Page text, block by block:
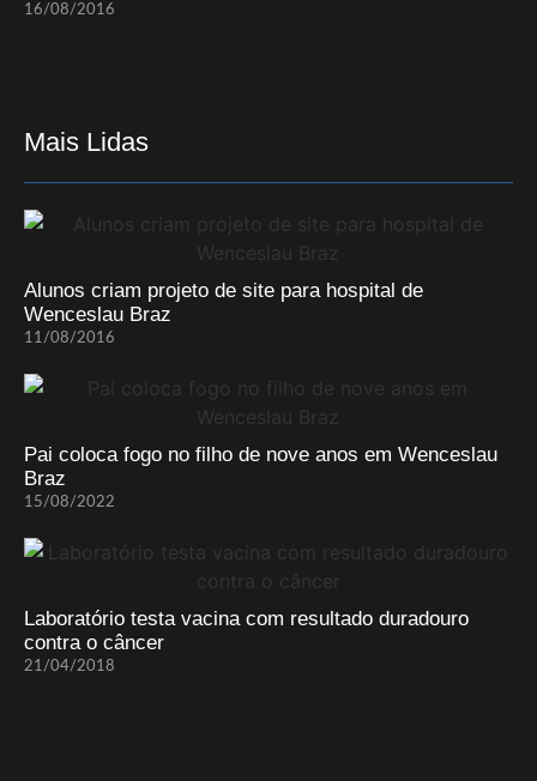
16/08/2016
Mais Lidas
Alunos criam projeto de site para hospital de
Wenceslau Braz
11/08/2016
Pai coloca fogo no filho de nove anos em Wenceslau
Braz
15/08/2022
Laboratório testa vacina com resultado duradouro
contra o câncer
21/04/2018